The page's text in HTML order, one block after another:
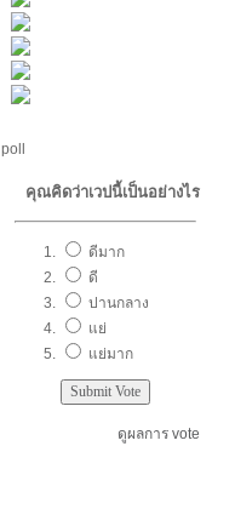
poll
คุณคิดว่าเวปนี้เป็นอย่างไร
ดีมาก
ดี
ปานกลาง
แย่
แย่มาก
ดูผลการ vote